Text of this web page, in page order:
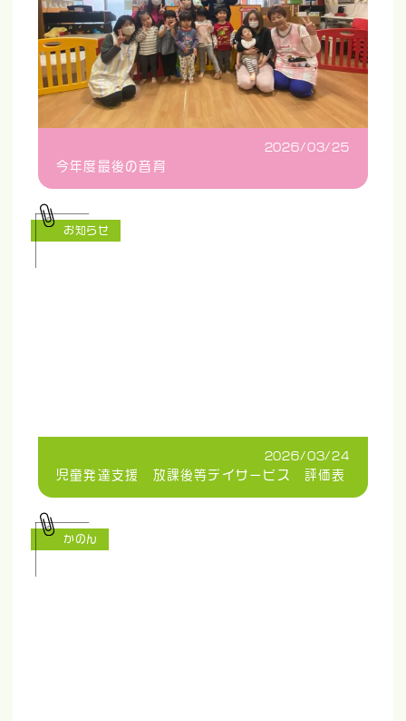
2026/03/25
今年度最後の音育
2026/03/24
児童発達支援 放課後等デイサービス 評価表
お知らせ
かのん